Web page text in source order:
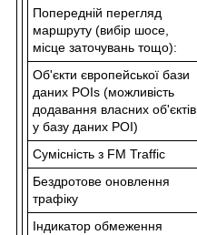
Попередній перегляд
маршруту (вибір шосе,
місце заточувань тощо):
Об'єкти європейської бази
даних POIs (можливість
додавання власних об'єктів
у базу даних POI)
Сумісність з FM Traffic
Бездротове оновлення
трафіку
Індикатор обмеження